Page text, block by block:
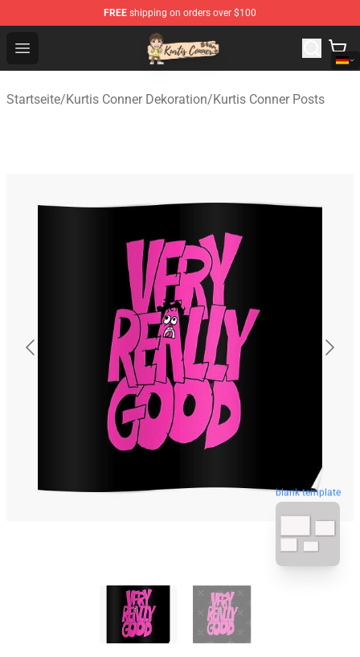
FREE shipping on orders over $100
Open menu
Kurtis Conner Store - Official Kurtis Conner Merchandise
Startseite/Kurtis Conner Dekoration/Kurtis Conner Posts
blank template